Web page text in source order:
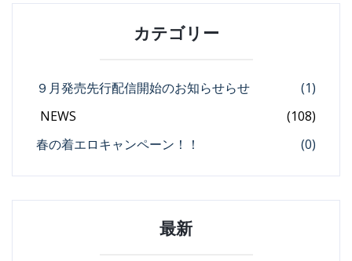
カテゴリー
９月発売先行配信開始のお知らせらせ
(1)
NEWS
(108)
春の着エロキャンペーン！！
(0)
最新